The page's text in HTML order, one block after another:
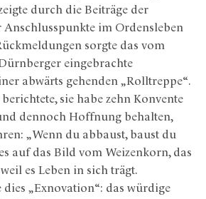
durch die Beiträge der
Anschlusspunkte im Ordensleben
sorgte das vom
eingebrachte
abwärts gehenden „Rolltreppe“.
sie habe zehn Konvente
dennoch Hoffnung behalten,
„Wenn du abbaust, baust du
auf das Bild vom Weizenkorn, das
es Leben in sich trägt.
„Exnovation“: das würdige